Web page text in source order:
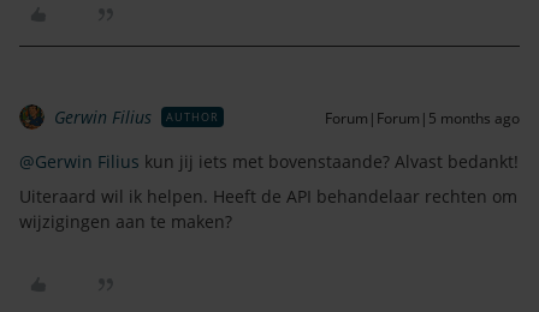
Gerwin Filius AUTHOR Forum|Forum|5 months ago
@Gerwin Filius kun jij iets met bovenstaande? Alvast bedankt!
Uiteraard wil ik helpen. Heeft de API behandelaar rechten om
wijzigingen aan te maken?